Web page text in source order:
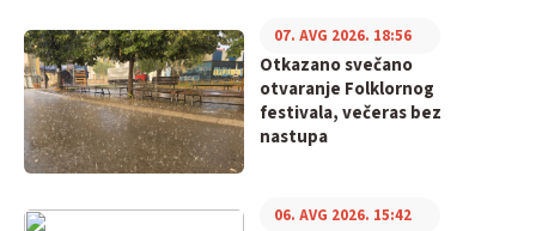
Otkazano svečano
otvaranje Folklornog
festivala, večeras bez
nastupa
07. AVG 2026. 18:56
06. AVG 2026. 15:42